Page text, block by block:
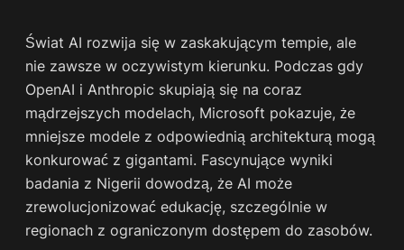
Świat AI rozwija się w zaskakującym tempie, ale
nie zawsze w oczywistym kierunku. Podczas gdy
OpenAI i Anthropic skupiają się na coraz
mądrzejszych modelach, Microsoft pokazuje, że
mniejsze modele z odpowiednią architekturą mogą
konkurować z gigantami. Fascynujące wyniki
badania z Nigerii dowodzą, że AI może
zrewolucjonizować edukację, szczególnie w
regionach z ograniczonym dostępem do zasobów.